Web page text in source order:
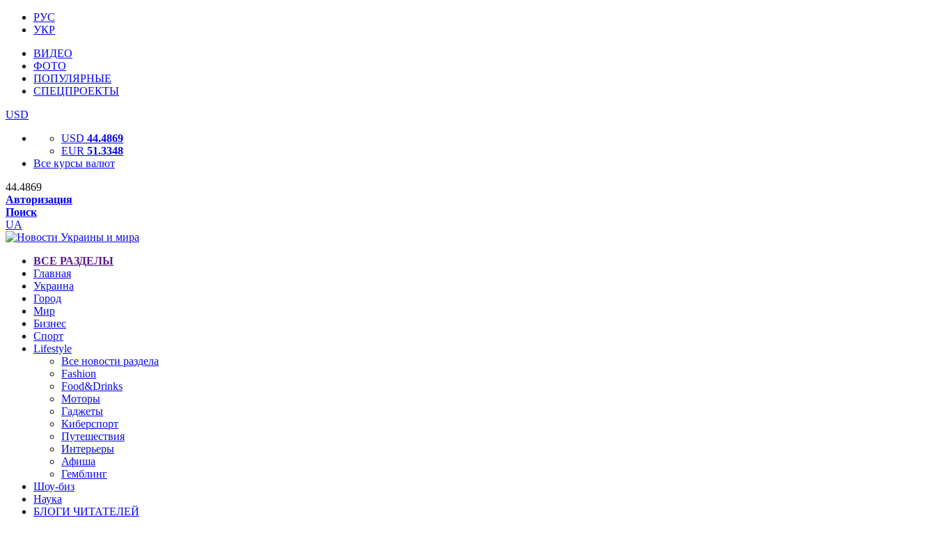
РУС
УКР
ВИДЕО
ФОТО
ПОПУЛЯРНЫЕ
СПЕЦПРОЕКТЫ
USD
USD 44.4869
EUR 51.3348
Все курсы валют
44.4869
Авторизация
Поиск
UA
ВСЕ РАЗДЕЛЫ
Главная
Украина
Город
Мир
Бизнес
Спорт
Lifestyle
Все новости раздела
Fashion
Food&Drinks
Моторы
Гаджеты
Киберспорт
Путешествия
Интерьеры
Афиша
Гемблинг
Шоу-биз
Наука
БЛОГИ ЧИТАТЕЛЕЙ